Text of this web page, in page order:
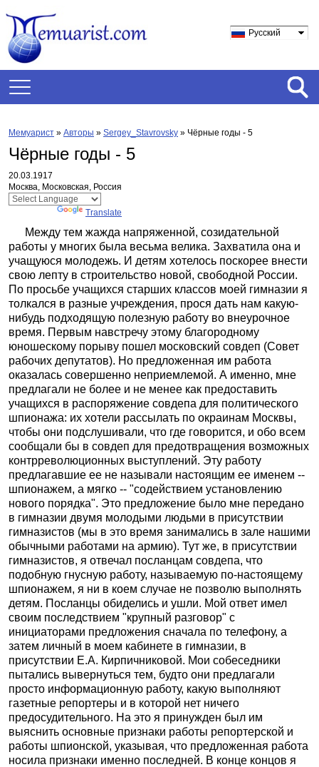
Русский
Мемуарист » Авторы » Sergey_Stavrovsky » Чёрные годы - 5
Чёрные годы - 5
20.03.1917
Москва, Московская, Россия
Translate
Между тем жажда напряженной, созидательной
работы у многих была весьма велика. Захватила она и
учащуюся молодежь. И детям хотелось поскорее внести
свою лепту в строительство новой, свободной России.
По просьбе учащихся старших классов моей гимназии я
толкался в разные учреждения, прося дать нам какую-
нибудь подходящую полезную работу во внеурочное
время. Первым навстречу этому благородному
юношескому порыву пошел московский совдеп (Совет
рабочих депутатов). Но предложенная им работа
оказалась совершенно неприемлемой. А именно, мне
предлагали не более и не менее как предоставить
учащихся в распоряжение совдепа для политического
шпионажа: их хотели рассылать по окраинам Москвы,
чтобы они подслушивали, что где говорится, и обо всем
сообщали бы в совдеп для предотвращения возможных
контрреволюционных выступлений. Эту работу
предлагавшие ее не называли настоящим ее именем --
шпионажем, а мягко -- "содействием установлению
нового порядка". Это предложение было мне передано
в гимназии двумя молодыми людьми в присутствии
гимназистов (мы в это время занимались в зале нашими
обычными работами на армию). Тут же, в присутствии
гимназистов, я отвечал посланцам совдепа, что
подобную гнусную работу, называемую по-настоящему
шпионажем, я ни в коем случае не позволю выполнять
детям. Посланцы обиделись и ушли. Мой ответ имел
своим последствием "крупный разговор" с
инициаторами предложения сначала по телефону, а
затем личный в моем кабинете в гимназии, в
присутствии Е.А. Кирпичниковой. Мои собеседники
пытались вывернуться тем, будто они предлагали
просто информационную работу, какую выполняют
газетные репортеры и в которой нет ничего
предосудительного. На это я принужден был им
выяснить основные признаки работы репортерской и
работы шпионской, указывая, что предложенная работа
носила признаки именно последней. В конце концов я